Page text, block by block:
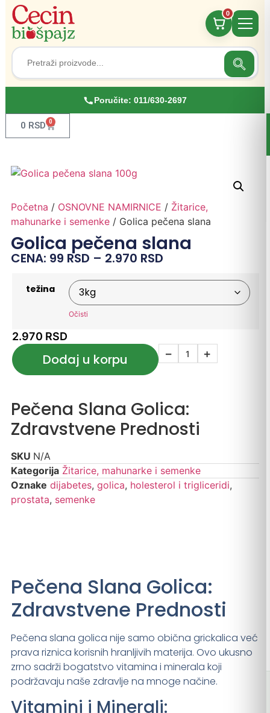
Search
for:
0
Poručite: 011/630-2697
0 RSD 0
Početna / OSNOVNE NAMIRNICE / Žitarice,
mahunarke i semenke/ Golica pečena slana
Golica pečena slana
CENA: 99 RSD – 2.970 RSD
težina
Očisti
2.970 RSD
− +
Dodaj u korpu
Pečena Slana Golica:
Zdravstvene Prednosti
SKU N/A
Kategorija Žitarice, mahunarke i semenke
Oznake dijabetes, golica, holesterol i trigliceridi,
prostata, semenke
Pečena Slana Golica:
Zdravstvene Prednosti
Pečena slana golica nije samo obična grickalica već
prava riznica korisnih hranljivih materija. Ovo ukusno
zrno sadrži bogatstvo vitamina i minerala koji
podržavaju naše zdravlje na mnoge načine.
Vitamini i Minerali: